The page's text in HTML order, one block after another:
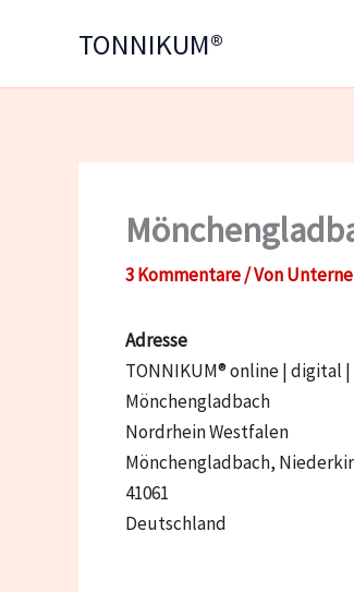
TONNIKUM®
3 Kommentare / Von
Adresse
TONNIKUM® online | digital
Mönchengladbach
Nordrhein Westfalen
Mönchengladbach,
41061
Deutschland